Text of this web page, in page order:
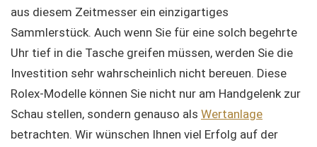
aus diesem Zeitmesser ein einzigartiges
Sammlerstück. Auch wenn Sie für eine solch begehrte
Uhr tief in die Tasche greifen müssen, werden Sie die
Investition sehr wahrscheinlich nicht bereuen. Diese
Rolex-Modelle können Sie nicht nur am Handgelenk zur
Schau stellen, sondern genauso als Wertanlage
betrachten. Wir wünschen Ihnen viel Erfolg auf der